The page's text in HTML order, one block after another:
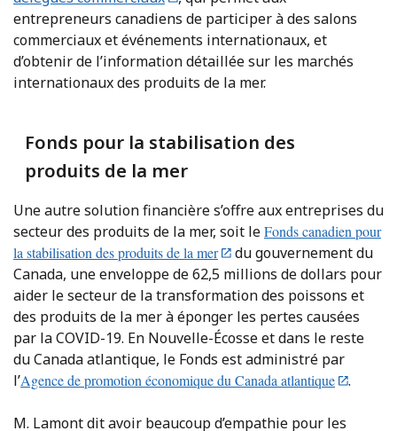
entrepreneurs canadiens de participer à des salons
commerciaux et événements internationaux, et
d’obtenir de l’information détaillée sur les marchés
internationaux des produits de la mer.
Fonds pour la stabilisation des
produits de la mer
Une autre solution financière s’offre aux entreprises du
secteur des produits de la mer, soit leFonds canadien pour
la stabilisation des produits de la mer
du gouvernement du
Canada, une enveloppe de 62,5 millions de dollars pour
aider le secteur de la transformation des poissons et
des produits de la mer à éponger les pertes causées
par la COVID-19. En Nouvelle-Écosse et dans le reste
du Canada atlantique, le Fonds est administré par
l’Agence de promotion économique du Canada atlantique .
M. Lamont dit avoir beaucoup d’empathie pour les